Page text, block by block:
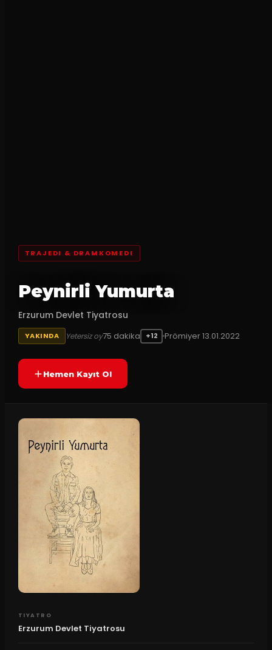
TRAJEDI & DRAMKOMEDI
Peynirli Yumurta
Erzurum Devlet Tiyatrosu
YAKINDA Yetersiz oy75 dakika +12 Prömiyer13.01.2022
Hemen Kayıt Ol
TIYATRO
Erzurum Devlet Tiyatrosu